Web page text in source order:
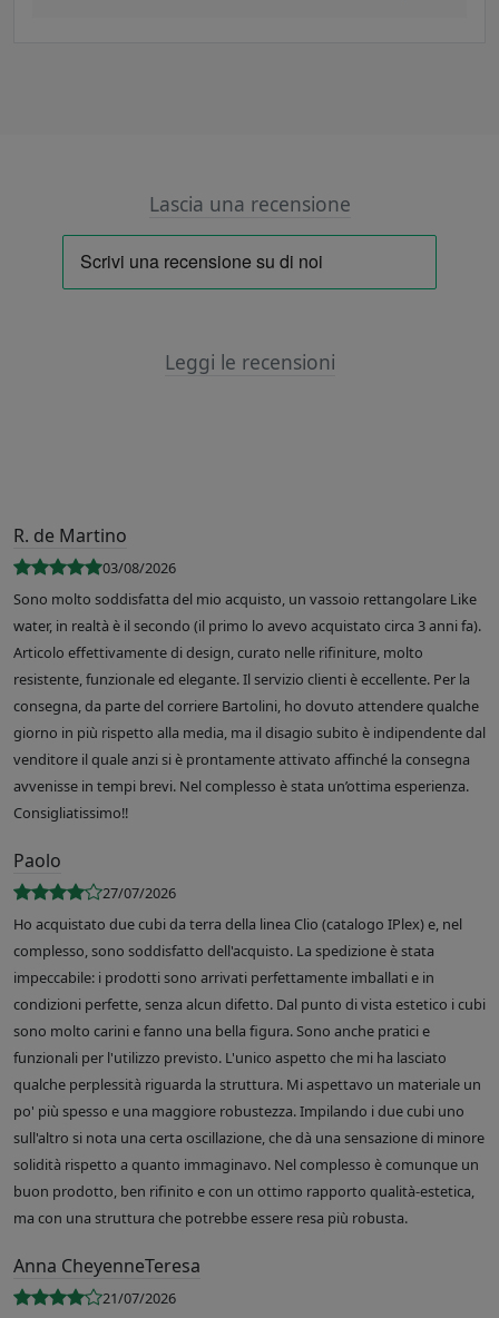
Lascia una recensione
Leggi le recensioni
R. de Martino
03/08/2026
Sono molto soddisfatta del mio acquisto, un vassoio rettangolare Like
water, in realtà è il secondo (il primo lo avevo acquistato circa 3 anni fa).
Articolo effettivamente di design, curato nelle rifiniture, molto
resistente, funzionale ed elegante. Il servizio clienti è eccellente. Per la
consegna, da parte del corriere Bartolini, ho dovuto attendere qualche
giorno in più rispetto alla media, ma il disagio subito è indipendente dal
venditore il quale anzi si è prontamente attivato affinché la consegna
avvenisse in tempi brevi. Nel complesso è stata un’ottima esperienza.
Consigliatissimo!!
Paolo
27/07/2026
Ho acquistato due cubi da terra della linea Clio (catalogo IPlex) e, nel
complesso, sono soddisfatto dell'acquisto. La spedizione è stata
impeccabile: i prodotti sono arrivati perfettamente imballati e in
condizioni perfette, senza alcun difetto. Dal punto di vista estetico i cubi
sono molto carini e fanno una bella figura. Sono anche pratici e
funzionali per l'utilizzo previsto. L'unico aspetto che mi ha lasciato
qualche perplessità riguarda la struttura. Mi aspettavo un materiale un
po' più spesso e una maggiore robustezza. Impilando i due cubi uno
sull'altro si nota una certa oscillazione, che dà una sensazione di minore
solidità rispetto a quanto immaginavo. Nel complesso è comunque un
buon prodotto, ben rifinito e con un ottimo rapporto qualità-estetica,
ma con una struttura che potrebbe essere resa più robusta.
Anna CheyenneTeresa
21/07/2026